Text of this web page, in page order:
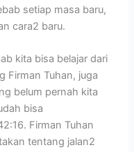
setiap masa baru,
cara2 baru.
kita bisa belajar dari
Firman Tuhan, juga
belum pernah kita
bisa
Firman Tuhan
tentang jalan2